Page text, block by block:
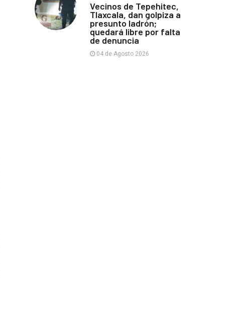
Vecinos de Tepehitec,
Tlaxcala, dan golpiza a
presunto ladrón;
quedará libre por falta
de denuncia
04 de Agosto 2026